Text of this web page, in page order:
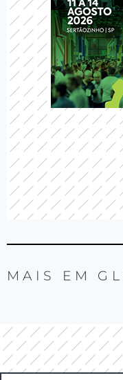
MAIS EM